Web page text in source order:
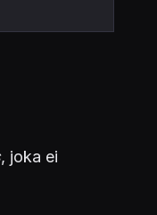
, joka ei